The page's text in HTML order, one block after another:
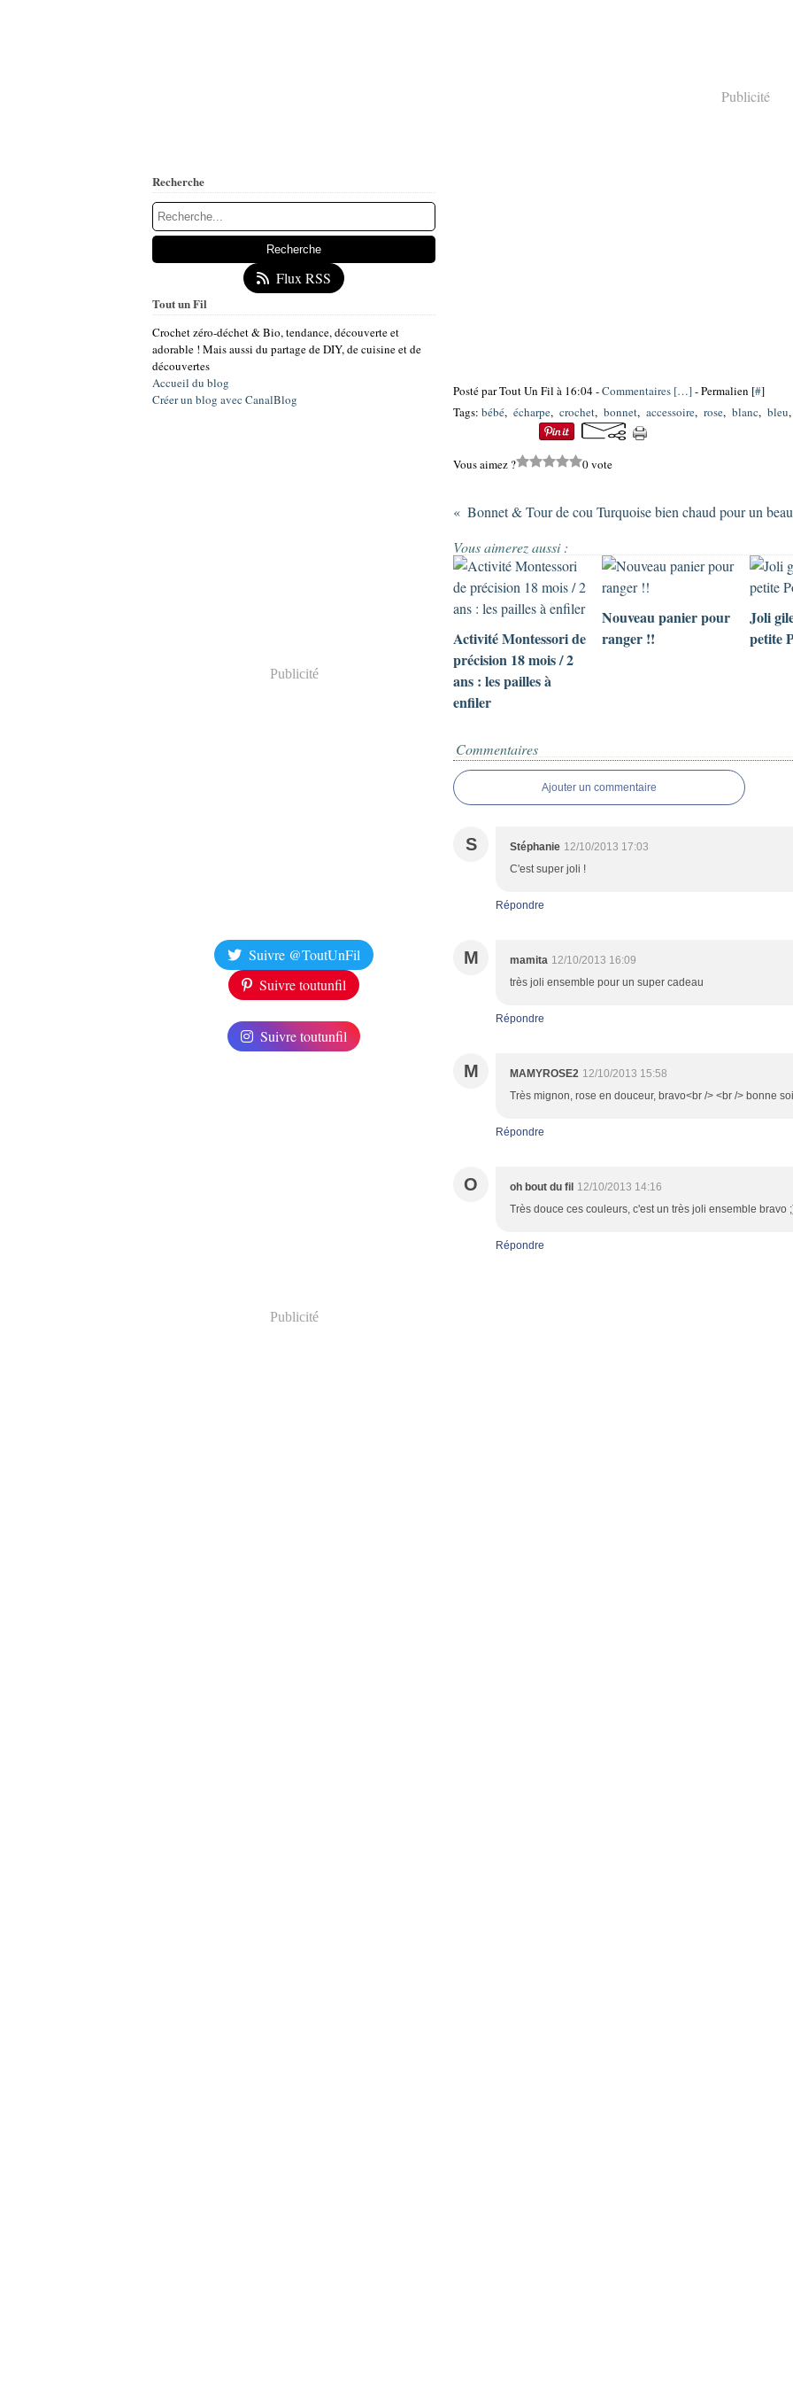
Recherche
Flux RSS
Tout un Fil
Crochet zéro-déchet & Bio, tendance, découverte et
adorable ! Mais aussi du partage de DIY, de cuisine et de
découvertes
Accueil du blog
Créer un blog avec CanalBlog
Publicité
Suivre @ToutUnFil
Suivre toutunfil
Suivre toutunfil
Publicité
Publicité
Posté par Tout Un Fil à 16:04 -Commentaires […]- Permalien [#]
Tags: bébé, écharpe, crochet, bonnet, accessoire, rose, blanc, bleu
Vous aimez ? 0 vote
Bonnet & Tour de cou Turquoise bien chaud pour un
Vous aimerez aussi :
Activité Montessori de
précision 18 mois / 2
ans : les pailles à
enfiler
Nouveau panier pour
ranger !!
Joli
petite
Commentaires
Ajouter un commentaire
S Stéphanie 12/10/2013 17:03
C'est super joli !
Répondre
M mamita 12/10/2013 16:09
très joli ensemble pour un super cadeau
Répondre
M MAMYROSE2 12/10/2013 15:58
Très mignon, rose en douceur, bravo<br /> <br /> bonne
Répondre
O oh bout du fil 12/10/2013 14:16
Très douce ces couleurs, c'est un très joli ensemble bravo
Répondre